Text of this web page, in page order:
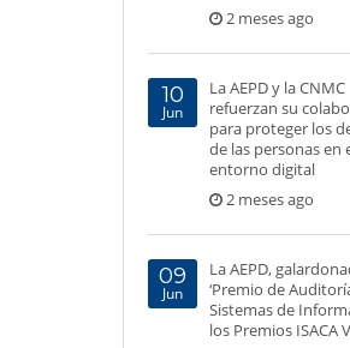
2 meses ago
10
Jun
La AEPD y la CNMC
refuerzan su
para proteger los
de las personas en
entorno digital
2 meses ago
09
Jun
La AEPD,
‘Premio de
Sistemas de
los Premios ISACA